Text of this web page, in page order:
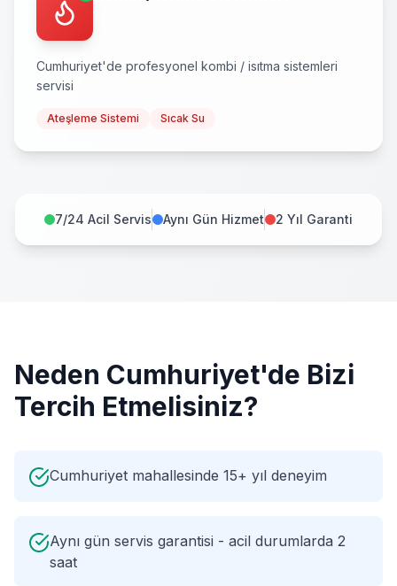
Cumhuriyet'de profesyonel kombi / isıtma sistemleri
servisi
Ateşleme Sistemi Sıcak Su
7/24 Acil Servis Aynı Gün Hizmet 2 Yıl Garanti
Neden Cumhuriyet'de Bizi
Tercih Etmelisiniz?
Cumhuriyet mahallesinde 15+ yıl deneyim
Aynı gün servis garantisi - acil durumlarda 2
saat